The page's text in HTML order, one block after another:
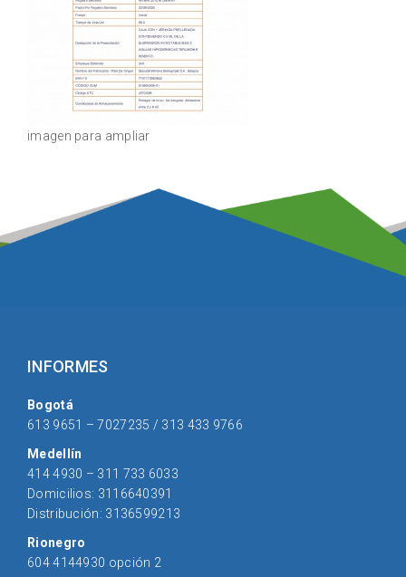
imagen para ampliar
INFORMES
Bogotá
613 9651 – 7027235 / 313 433 9766
Medellín
414 4930 – 311 733 6033
Domicilios: 3116640391
Distribución: 3136599213
Rionegro
604 4144930 opción 2